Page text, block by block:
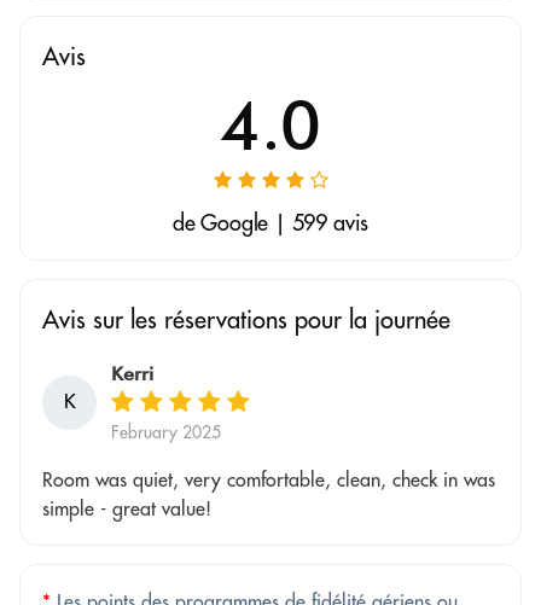
Avis
4.0
de Google | 599 avis
Avis sur les réservations pour la journée
K
Kerri
February 2025
Room was quiet, very comfortable, clean, check in was
simple - great value!